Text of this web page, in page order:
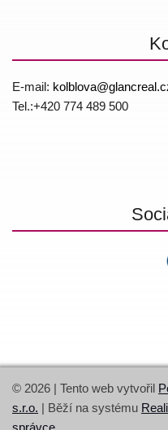
E-mail: kolblova@
Tel.:+420 774 4­89 500
© 2026 | Tento web vytvořil
s.r.o. | Běží na systému